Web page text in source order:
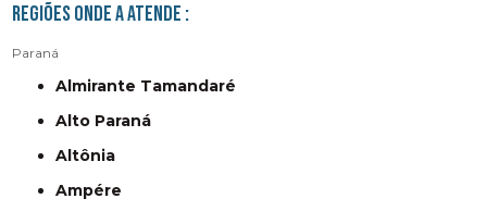
Regiões onde a atende :
Paraná
Almirante Tamandaré
Alto Paraná
Altônia
Ampére